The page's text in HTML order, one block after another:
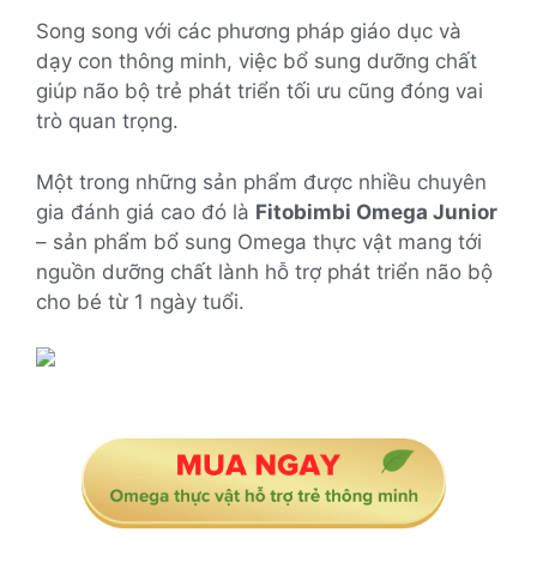
Song song với các phương pháp giáo dục và
dạy con thông minh, việc bổ sung dưỡng chất
giúp não bộ trẻ phát triển tối ưu cũng đóng vai
trò quan trọng.
Một trong những sản phẩm được nhiều chuyên
gia đánh giá cao đó là Fitobimbi Omega Junior
– sản phẩm bổ sung Omega thực vật mang tới
nguồn dưỡng chất lành hỗ trợ phát triển não bộ
cho bé từ 1 ngày tuổi.